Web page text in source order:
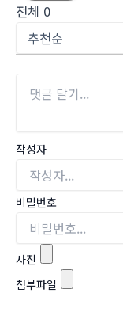
전체 0
작성자
비밀번호
사진
첨부파일